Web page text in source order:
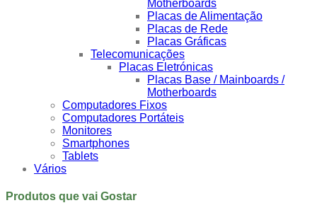
Motherboards
Placas de Alimentação
Placas de Rede
Placas Gráficas
Telecomunicações
Placas Eletrónicas
Placas Base / Mainboards /
Motherboards
Computadores Fixos
Computadores Portáteis
Monitores
Smartphones
Tablets
Vários
Produtos que vai Gostar